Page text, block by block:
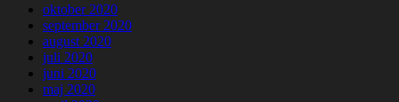
oktober 2020
september 2020
august 2020
juli 2020
juni 2020
maj 2020